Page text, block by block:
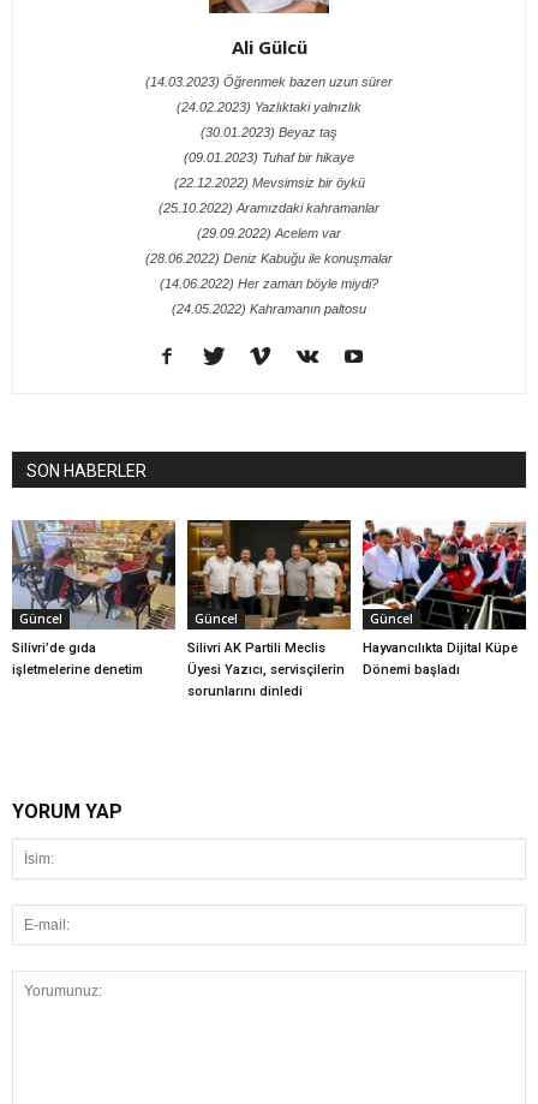
Ali Gülcü
(14.03.2023) Öğrenmek bazen uzun sürer
(24.02.2023) Yazlıktaki yalnızlık
(30.01.2023) Beyaz taş
(09.01.2023) Tuhaf bir hikaye
(22.12.2022) Mevsimsiz bir öykü
(25.10.2022) Aramızdaki kahramanlar
(29.09.2022) Acelem var
(28.06.2022) Deniz Kabuğu ile konuşmalar
(14.06.2022) Her zaman böyle miydi?
(24.05.2022) Kahramanın paltosu
SON HABERLER
Güncel
Silivri’de gıda
işletmelerine denetim
Güncel
Silivri AK Partili Meclis
Üyesi Yazıcı, servisçilerin
sorunlarını dinledi
Güncel
Hayvancılıkta Dijital Küpe
Dönemi başladı
YORUM YAP